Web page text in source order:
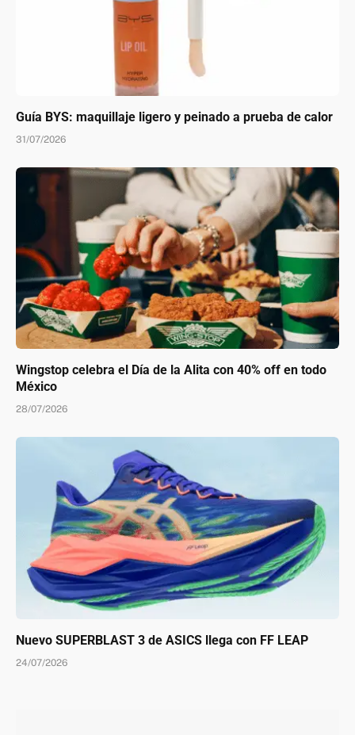
Guía BYS: maquillaje ligero y peinado a prueba de calor
31/07/2026
Wingstop celebra el Día de la Alita con 40% off en todo
México
28/07/2026
Nuevo SUPERBLAST 3 de ASICS llega con FF LEAP
24/07/2026